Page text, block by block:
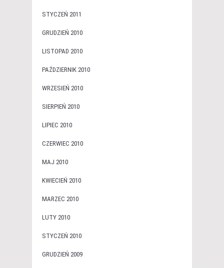
STYCZEŃ 2011
GRUDZIEŃ 2010
LISTOPAD 2010
PAŹDZIERNIK 2010
WRZESIEŃ 2010
SIERPIEŃ 2010
LIPIEC 2010
CZERWIEC 2010
MAJ 2010
KWIECIEŃ 2010
MARZEC 2010
LUTY 2010
STYCZEŃ 2010
GRUDZIEŃ 2009